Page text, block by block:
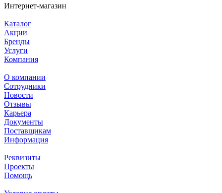
Интернет-магазин
Каталог
Акции
Бренды
Услуги
Компания
О компании
Сотрудники
Новости
Отзывы
Карьера
Документы
Поставщикам
Информация
Реквизиты
Проекты
Помощь